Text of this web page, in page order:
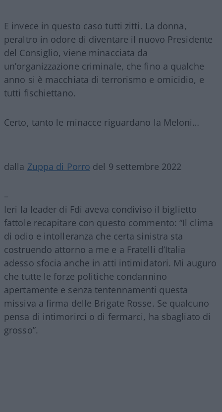
E invece in questo caso tutti zitti. La donna,
peraltro in odore di diventare il nuovo Presidente
del Consiglio, viene minacciata da
un’organizzazione criminale, che fino a qualche
anno si è macchiata di terrorismo e omicidio, e
tutti fischiettano.
Certo, tanto le minacce riguardano la Meloni…
dalla Zuppa di Porro del 9 settembre 2022
–
Ieri la leader di Fdi aveva condiviso il biglietto
fattole recapitare con questo commento: “Il clima
di odio e intolleranza che certa sinistra sta
costruendo attorno a me e a Fratelli d’Italia
adesso sfocia anche in atti intimidatori. Mi auguro
che tutte le forze politiche condannino
apertamente e senza tentennamenti questa
missiva a firma delle Brigate Rosse. Se qualcuno
pensa di intimorirci o di fermarci, ha sbagliato di
grosso”.